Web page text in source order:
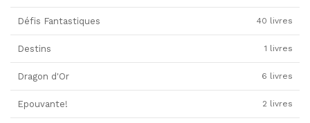
Défis Fantastiques 40 livres
Destins 1 livres
Dragon d'Or 6 livres
Epouvante! 2 livres